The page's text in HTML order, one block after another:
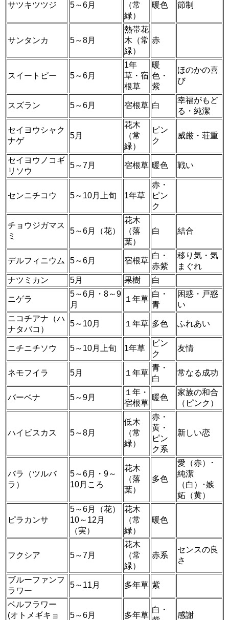
サツキツツジ 5～6月
（常
緑）
暖色 節制
サンタンカ 5～8月
熱帯花
木（常
緑）
赤
スイートピー 5～6月
1年
草・宿
根草
暖
色・
紫
ほのかの喜
び
スズラン 5～6月 宿根草 白
幸福がもど
る・純潔
セイヨウシャク
ナゲ
5月
花木
（常
緑）
ピン
ク
威厳・荘重
セイヨウノコギ
リソウ
5～7月 宿根草 暖色 戦い
センニチコウ 5～10月上旬 1年草
赤・
ピン
ク
チョウジガマス
ミ
5～6月（花）
花木
（落
葉）
白 結合
デルフィニウム 5～6月 宿根草
白・
赤紫
移り気・気
まぐれ
ナツミカン
5月 果樹 白
ニゲラ
5～6月・8～9
月
１年草
白・
青
困惑・戸惑
い
ニコチアナ（ハ
ナタバコ）
5～10月 １年草 多色 ふれあい
ニチニチソウ 5～10月上旬 1年草
ピン
ク
友情
ネモフイラ 5月 １年草
青・
白
常なる成功
バーベナ 5～9月
１年・
宿根草
暖色
家族の和合
（ピンク）
ハイビスカス 5～8月
低木
（常
緑）
赤・
黄・
ピン
ク系
新しい恋
バラ（ツルバ
ラ）
5～6月・9～
10月ころ
花木
（落
葉）
多色
愛（赤）･
純潔
（白）･嫉
妬（黄）
ピラカンサ
5～6月（花）
10～12月
（実）
花木
（常
緑）
暖色
フクシア 5～7月
花木
（常
緑）
赤系
センスの良
さ
ブルーファンフ
ラワー
5～11月 多年草 紫
ベルフラワー
(オトメギキョ
5～6月 多年草
白・
感謝